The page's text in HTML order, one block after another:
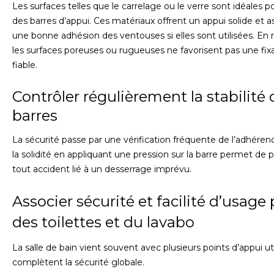
Les surfaces telles que le carrelage ou le verre sont idéales
des barres d’appui. Ces matériaux offrent un appui solide et
une bonne adhésion des ventouses si elles sont utilisées. En
les surfaces poreuses ou rugueuses ne favorisent pas une
fiable.
Contrôler régulièrement la stabilité
barres
La sécurité passe par une vérification fréquente de
la solidité en appliquant une pression sur la barre permet de
tout accident lié à un desserrage imprévu.
Associer sécurité et facilité d’usage
des toilettes et du lavabo
La salle de bain vient souvent avec plusieurs points d’appui
complètent la sécurité globale.